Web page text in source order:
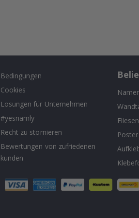
Bedingungen
Cookies
Lösungen für Unternehmen
#yesnamly
Recht zu stornieren
Bewertungen von zufriedenen
kunden
Poster